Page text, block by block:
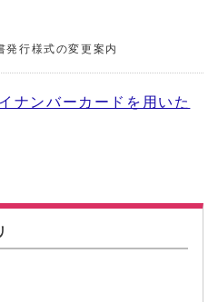
発行様式の変更案内
ナンバーカードを用いた